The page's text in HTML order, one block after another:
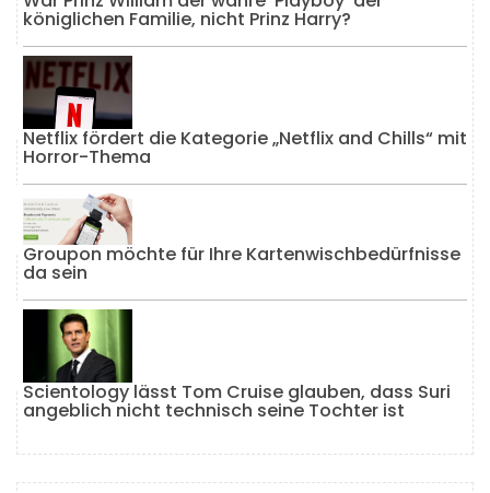
königlichen Familie, nicht Prinz Harry?
Netflix fördert die Kategorie „Netflix and Chills“ mit
Horror-Thema
Groupon möchte für Ihre Kartenwischbedürfnisse
da sein
Scientology lässt Tom Cruise glauben, dass Suri
angeblich nicht technisch seine Tochter ist